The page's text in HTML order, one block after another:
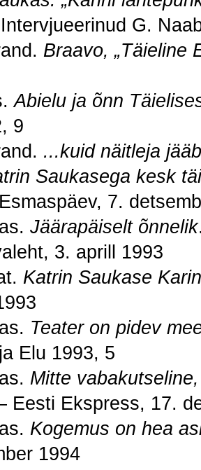
G.
Braavo, „Täieline
Abielu ja õnn
9
...kuid näitleja jääb
Saukasega kesk
7.
Jäärapäiselt õnnelik
3. aprill 1993
Katrin Saukase
Teater on pidev
Elu 1993, 5
Mitte
Eesti Ekspress, 17.
Kogemus on hea
1994